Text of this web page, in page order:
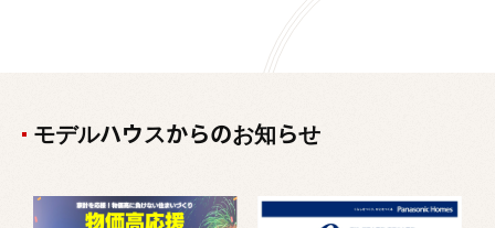
モデルハウスからのお知らせ